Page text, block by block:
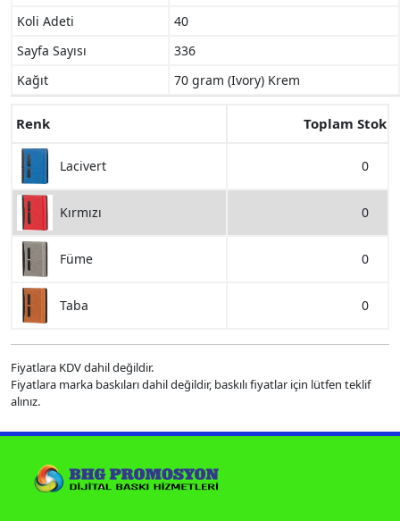
Koli Adeti
40
Sayfa Sayısı
336
Kağıt
70 gram (Ivory) Krem
Renk Toplam Stok
Lacivert 0
Kırmızı 0
Füme 0
Taba 0
Fiyatlara KDV dahil değildir.
Fiyatlara marka baskıları dahil değildir, baskılı fiyatlar için lütfen teklif
alınız.